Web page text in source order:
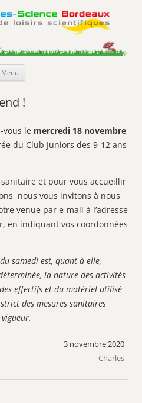
Bordeaux
Menu
!
vous le mercredi 18 novembre
du Club Juniors des 9-12 ans
et pour vous accueillir
nous vous invitons à nous
venue par e-mail à l’adresse
, en indiquant vos coordonnées
samedi est, quant à elle,
la nature des activités
effectifs et du matériel utilisé
des mesures sanitaires
3 novembre 2020
Charles